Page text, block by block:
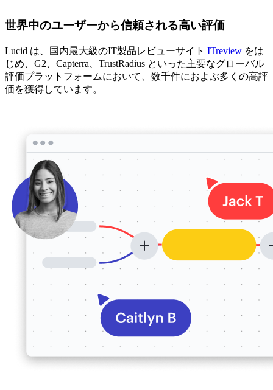
世界中のユーザーから信頼される高い評価
Lucid は、国内最大級のIT製品レビューサイト ITreview をは
じめ、G2、Capterra、TrustRadius といった主要なグローバル
評価プラットフォームにおいて、数千件におよぶ多くの高評
価を獲得しています。